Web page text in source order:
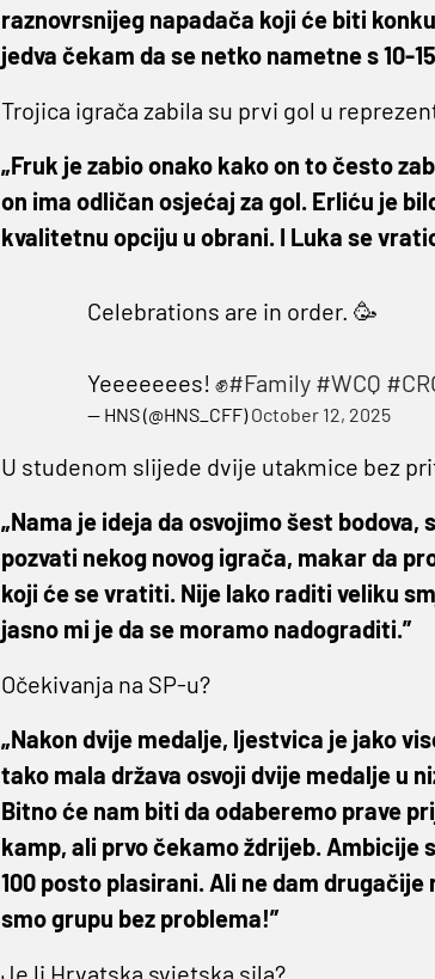
raznovrsnijeg napadača koji će biti
jedva čekam da se netko nametne s 10-
Trojica igrača zabila su prvi gol u
„Fruk je zabio onako kako on to često
on ima odličan osjećaj za gol. Erliću je
kvalitetnu opciju u obrani. I Luka se
Celebrations are in order. 🥳
Yeeeeeees! ✊#Family #WCQ
— HNS (@HNS_CFF)October 12, 2025
U studenom slijede dvije utakmice bez
„Nama je ideja da osvojimo šest
pozvati nekog novog igrača, makar da
koji će se vratiti. Nije lako raditi veliku
jasno mi je da se moramo nadograditi.”
Očekivanja na SP-u?
„Nakon dvije medalje, ljestvica je jako
tako mala država osvoji dvije medalje u
Bitno će nam biti da odaberemo prave
kamp, ali prvo čekamo ždrijeb. Ambicije
100 posto plasirani. Ali ne dam
smo grupu bez problema!”
Je li Hrvatska svjetska sila?